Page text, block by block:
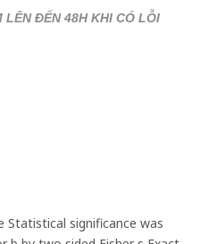
LÊN ĐẾN 48H KHI CÓ LỖI
Statistical significance was